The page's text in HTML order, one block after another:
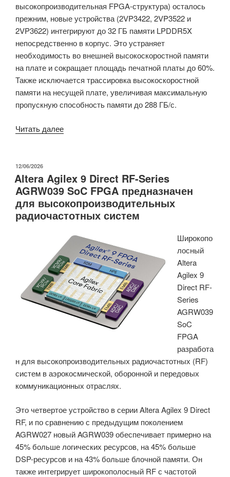
высокопроизводительная FPGA-структура) осталось
прежним, новые устройства (2VP3422, 2VP3522 и
2VP3622) интегрируют до 32 ГБ памяти LPDDR5X
непосредственно в корпус. Это устраняет
необходимость во внешней высокоскоростной памяти
на плате и сокращает площадь печатной платы до 60%.
Также исключается трассировка высокоскоростной
памяти на несущей плате, увеличивая максимальную
пропускную способность памяти до 288 ГБ/с.
Читать далее«AMD
2
MoP
адаптивный
SoC
32
LPDDR5X,
уменьшая
площадь
платы
на
ОПУБЛИКОВАНО
12/06/2026
Altera Agilex 9 Direct RF-Series
AGRW039 SoC FPGA предназначен
для высокопроизводительных
радиочастотных систем
Широкопо
лосный
Altera
Agilex 9
Direct RF-
Series
AGRW039
SoC
FPGA
разработа
н для высокопроизводительных радиочастотных (RF)
систем в аэрокосмической, оборонной и передовых
коммуникационных отраслях.
Это четвертое устройство в серии Altera Agilex 9 Direct
RF, и по сравнению с предыдущим поколением
AGRW027 новый AGRW039 обеспечивает примерно на
45% больше логических ресурсов, на 45% больше
DSP-ресурсов и на 43% больше блочной памяти. Он
также интегрирует широкополосный RF с частотой